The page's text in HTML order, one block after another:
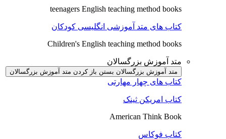
teenagers English teaching method books
کتاب های متد آموزشی انگلیسی کودکان
Children's English teaching method books
متد آموزش بزرگسالان
متد آموزش بزرگسالان بستن باز کردن متد آموزش بزرگسالان
کتاب های چهار مهارتی
کتاب امریکن ثینک
American Think Book
کتاب فوکاس